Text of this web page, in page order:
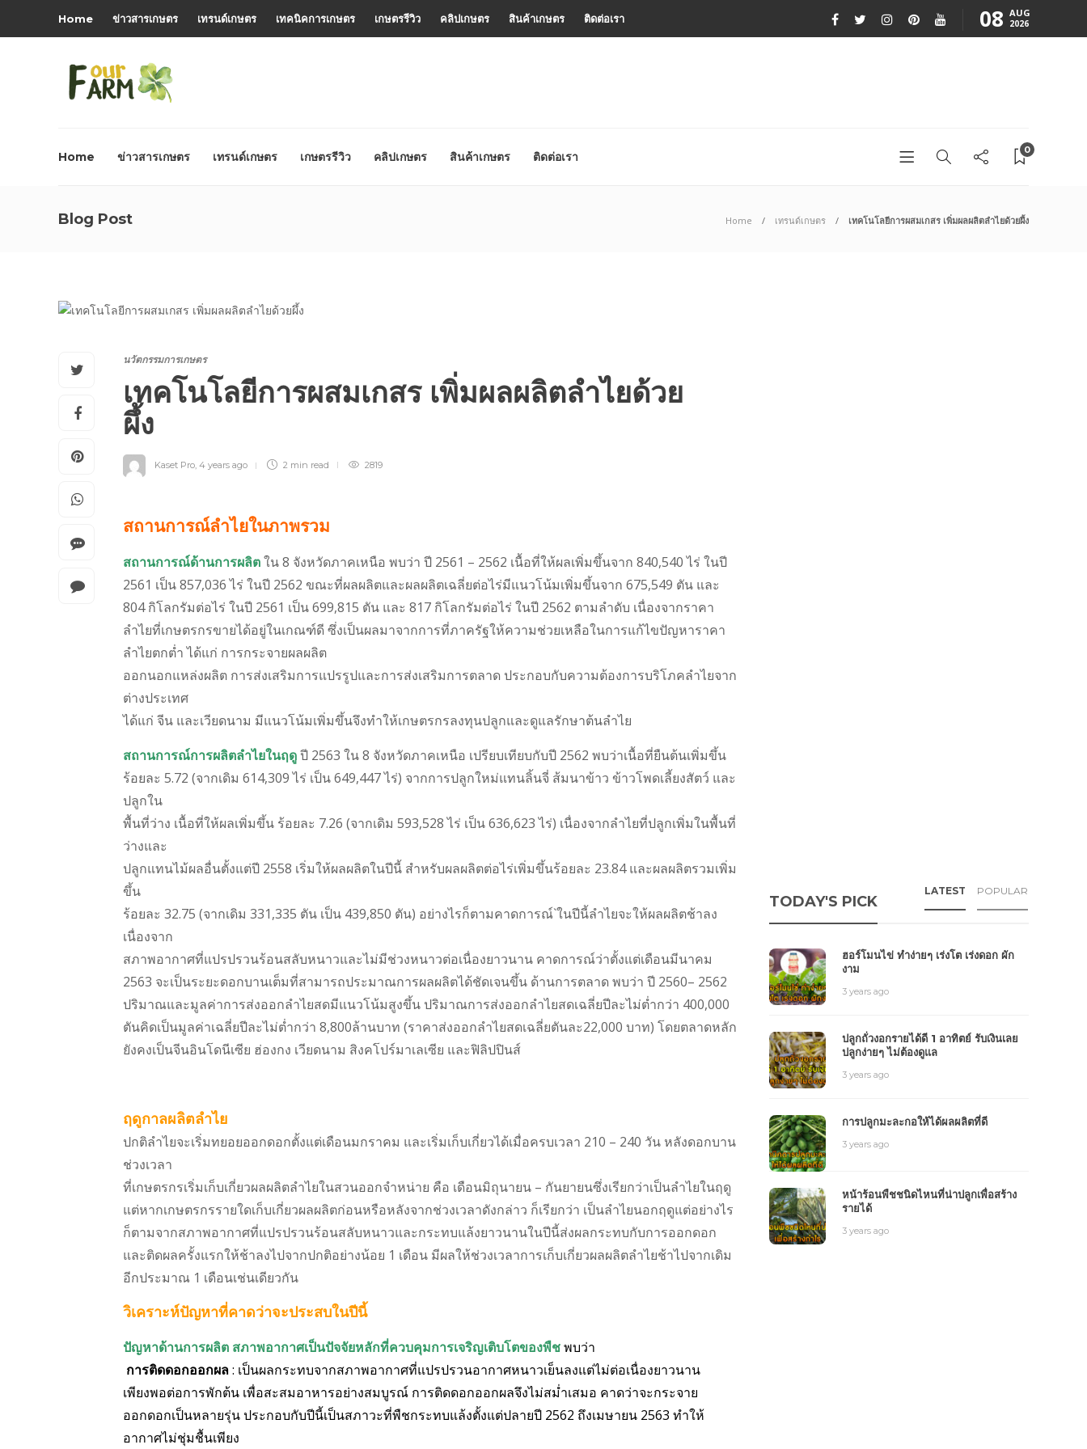
Home ข่าวสารเกษตร เทรนด์เกษตร เทคนิคการเกษตร เกษตรรีวิว คลิปเกษตร สินค้าเกษตร ติดต่อเรา 08 AUG
2026
Home ข่าวสารเกษตร เทรนด์เกษตร เกษตรรีวิว คลิปเกษตร สินค้าเกษตร ติดต่อเรา 0
Blog Post Home เทรนด์เกษตร เทคโนโลยีการผสมเกสร เพิ่มผลผลิตลำไยด้วยผึ้ง
นวัตกรรมการเกษตร
เทคโนโลยีการผสมเกสร เพิ่มผลผลิตลำไยด้วย
ผึ้ง
Kaset Pro, 4 years ago 2 min read 2819
สถานการณ์ลำไยในภาพรวม
สถานการณ์ด้านการผลิตใน 8 จังหวัดภาคเหนือ พบว่า ปี 2561 – 2562 เนื้อที่ให้ผลเพิ่มขึ้นจาก 840,540 ไร่ ในปี
2561 เป็น 857,036 ไร่ ในปี 2562 ขณะที่ผลผลิตและผลผลิตเฉลี่ยต่อไร่มีแนวโน้มเพิ่มขึ้นจาก 675,549 ตัน และ
804 กิโลกรัมต่อไร่ ในปี 2561 เป็น 699,815 ตัน และ 817 กิโลกรัมต่อไร่ ในปี 2562 ตามลำดับ เนื่องจากราคา
ลำไยที่เกษตรกรขายได้อยู่ในเกณฑ์ดี ซึ่งเป็นผลมาจากการที่ภาครัฐให้ความช่วยเหลือในการแก้ไขปัญหาราคา
ลำไยตกต่ำ ได้แก่ การกระจายผลผลิต
ออกนอกแหล่งผลิต การส่งเสริมการแปรรูปและการส่งเสริมการตลาด ประกอบกับความต้องการบริโภคลำไยจาก
ต่างประเทศ
ได้แก่ จีน และเวียดนาม มีแนวโน้มเพิ่มขึ้นจึงทำให้เกษตรกรลงทุนปลูกและดูแลรักษาต้นลำไย
สถานการณ์การผลิตลำไยในฤดูปี 2563 ใน 8 จังหวัดภาคเหนือ เปรียบเทียบกับปี 2562 พบว่าเนื้อที่ยืนต้นเพิ่มขึ้น
ร้อยละ 5.72 (จากเดิม 614,309 ไร่ เป็น 649,447 ไร่) จากการปลูกใหม่แทนลิ้นจี่ ส้มนาข้าว ข้าวโพดเลี้ยงสัตว์ และ
ปลูกใน
พื้นที่ว่าง เนื้อที่ให้ผลเพิ่มขึ้น ร้อยละ 7.26 (จากเดิม 593,528 ไร่ เป็น 636,623 ไร่) เนื่องจากลำไยที่ปลูกเพิ่มในพื้นที่
ว่างและ
ปลูกแทนไม้ผลอื่นตั้งแต่ปี 2558 เริ่มให้ผลผลิตในปีนี้ สำหรับผลผลิตต่อไร่เพิ่มขึ้นร้อยละ 23.84 และผลผลิตรวมเพิ่ม
ขึ้น
ร้อยละ 32.75 (จากเดิม 331,335 ตัน เป็น 439,850 ตัน) อย่างไรก็ตามคาดการณ์`ในปีนี้ลำไยจะให้ผลผลิตช้าลง
เนื่องจาก
สภาพอากาศที่แปรปรวนร้อนสลับหนาวและไม่มีช่วงหนาวต่อเนื่องยาวนาน คาดการณ์ว่าตั้งแต่เดือนมีนาคม
2563 จะเป็นระยะดอกบานเต็มที่สามารถประมาณการผลผลิตได้ชัดเจนขึ้น ด้านการตลาด พบว่า ปี 2560– 2562
ปริมาณและมูลค่าการส่งออกลำไยสดมีแนวโน้มสูงขึ้น ปริมาณการส่งออกลำไยสดเฉลี่ยปีละไม่ต่ำกว่า 400,000
ตันคิดเป็นมูลค่าเฉลี่ยปีละไม่ต่ำกว่า 8,800ล้านบาท (ราคาส่งออกลำไยสดเฉลี่ยตันละ22,000 บาท) โดยตลาดหลัก
ยังคงเป็นจีนอินโดนีเซีย ฮ่องกง เวียดนาม สิงคโปร์มาเลเซีย และฟิลิปปินส์
ฤดูกาลผลิตลำไย
ปกติลำไยจะเริ่มทยอยออกดอกตั้งแต่เดือนมกราคม และเริ่มเก็บเกี่ยวได้เมื่อครบเวลา 210 – 240 วัน หลังดอกบาน
ช่วงเวลา
ที่เกษตรกรเริ่มเก็บเกี่ยวผลผลิตลำไยในสวนออกจำหน่าย คือ เดือนมิถุนายน – กันยายนซึ่งเรียกว่าเป็นลำไยในฤดู
แต่หากเกษตรกรรายใดเก็บเกี่ยวผลผลิตก่อนหรือหลังจากช่วงเวลาดังกล่าว ก็เรียกว่า เป็นลำไยนอกฤดูแต่อย่างไร
ก็ตามจากสภาพอากาศที่แปรปรวนร้อนสลับหนาวและกระทบแล้งยาวนานในปีนี้ส่งผลกระทบกับการออกดอก
และติดผลครั้งแรกให้ช้าลงไปจากปกติอย่างน้อย 1 เดือน มีผลให้ช่วงเวลาการเก็บเกี่ยวผลผลิตลำไยช้าไปจากเดิม
อีกประมาณ 1 เดือนเช่นเดียวกัน
วิเคราะห์ปัญหาที่คาดว่าจะประสบในปีนี้
ปัญหาด้านการผลิต สภาพอากาศเป็นปัจจัยหลักที่ควบคุมการเจริญเติบโตของพืชพบว่า
การติดดอกออกผล: เป็นผลกระทบจากสภาพอากาศที่แปรปรวนอากาศหนาวเย็นลงแต่ไม่ต่อเนื่องยาวนาน
เพียงพอต่อการพักต้น เพื่อสะสมอาหารอย่างสมบูรณ์ การติดดอกออกผลจึงไม่สม่ำเสมอ คาดว่าจะกระจาย
ออกดอกเป็นหลายรุ่น ประกอบกับปีนี้เป็นสภาวะที่พืชกระทบแล้งตั้งแต่ปลายปี 2562 ถึงเมษายน 2563 ทำให้
อากาศไม่ชุ่มชื้นเพียง
TODAY'S PICK
LATEST POPULAR
ฮอร์โมนไข่ ทำง่ายๆ เร่งโต เร่งดอก ผัก
งาม
3 years ago
ปลูกถั่วงอกรายได้ดี 1 อาทิตย์ รับเงินเลย
ปลูกง่ายๆ ไม่ต้องดูแล
3 years ago
การปลูกมะละกอให้ได้ผลผลิตที่ดี
3 years ago
หน้าร้อนพืชชนิดไหนที่น่าปลูกเพื่อสร้าง
รายได้
3 years ago